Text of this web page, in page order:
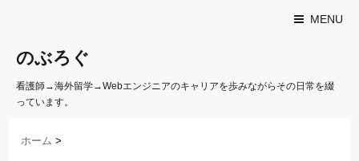
MENU
のぶろぐ
看護師→海外留学→Webエンジニアのキャリアを歩みながらその日常を綴
っています。
ホーム >